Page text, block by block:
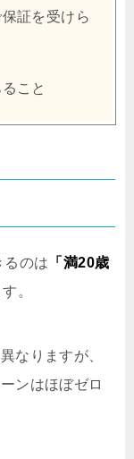
証を受けら
こと
るのは 「満20歳
。
なりますが、
ンはほぼゼロ